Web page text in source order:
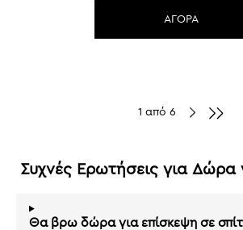
ΑΓΟΡΑ
1 από 6
Συχνές Ερωτήσεις για Δώρα
Θα βρω δώρα για επίσκεψη σε